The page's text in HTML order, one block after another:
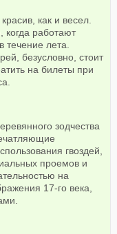
как и весел.
когда работают
течение лета.
безусловно, стоит
на билеты при
зодчества
гвоздей,
проемов и
на
17-го века,